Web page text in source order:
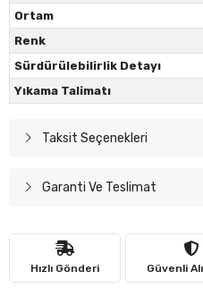
Ortam
Renk
Sürdürülebilirlik Detayı
Yıkama Talimatı
Taksit Seçenekleri
Garanti Ve Teslimat
Hızlı Gönderi Güvenli